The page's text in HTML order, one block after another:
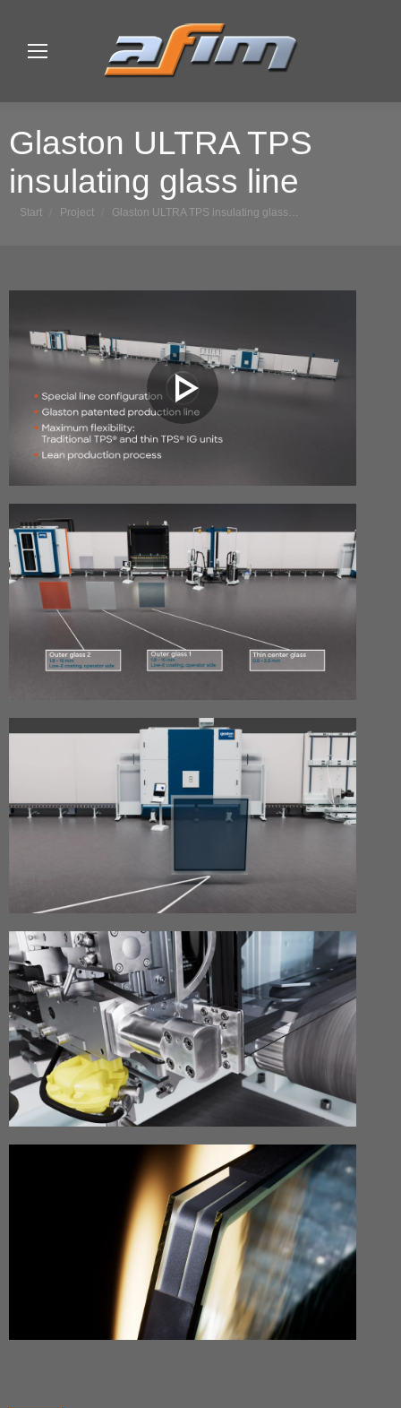
Glaston ULTRA TPS
insulating glass line
Sie befinden sich hier:
Start Project Glaston ULTRA TPS insulating glass…